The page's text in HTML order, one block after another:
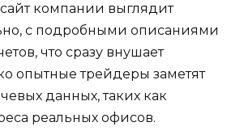
компании выглядит
с подробными описаниями
что сразу внушает
опытные трейдеры заметят
данных, таких как
реальных офисов.